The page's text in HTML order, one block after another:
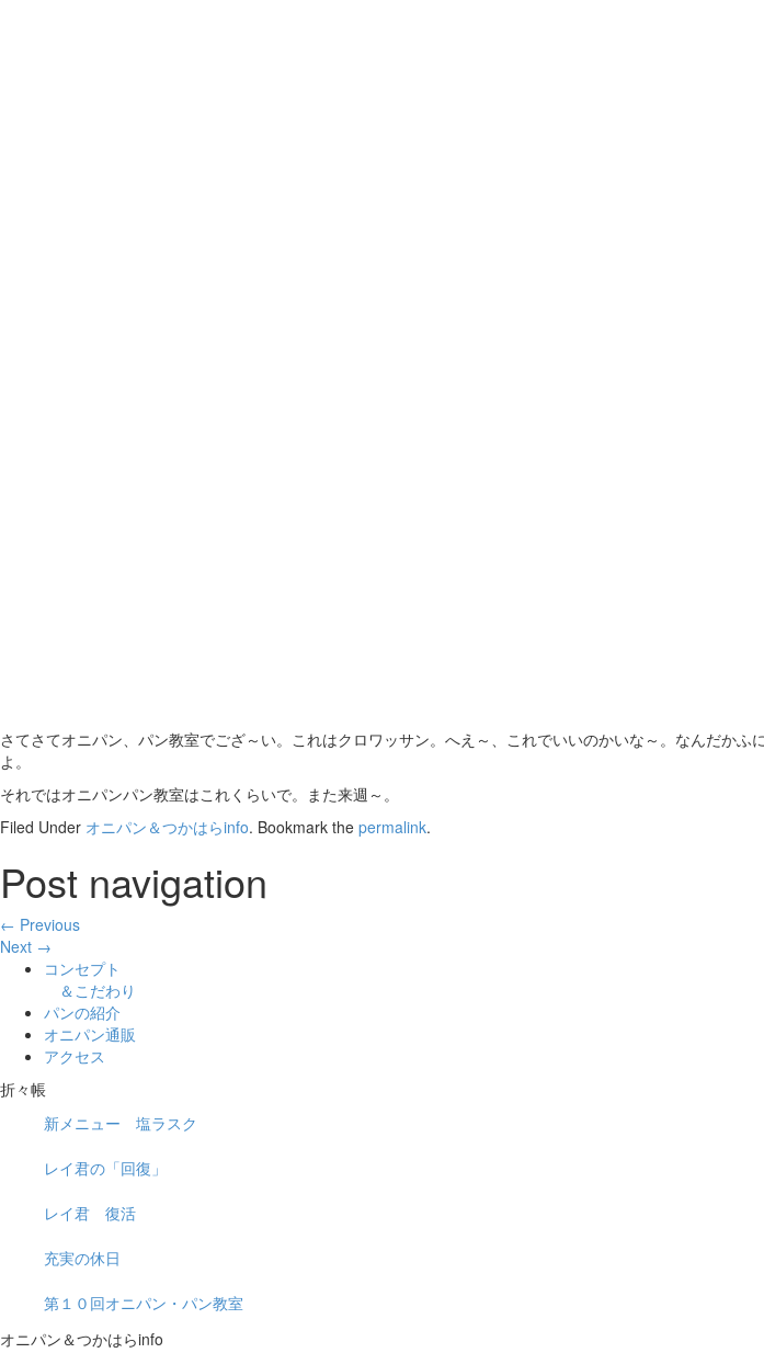
さてさてオニパン、パン教室でござ～い。これはクロワッサン。へえ～、これでいいのかいな～。なんだか
よ。
それではオニパンパン教室はこれくらいで。また来週～。
Filed Under オニパン＆つかはらinfo. Bookmark the permalink.
Post navigation
← Previous
Next →
コンセプト
＆こだわり
パンの紹介
オニパン通販
アクセス
折々帳
新メニュー 塩ラスク
レイ君の「回復」
レイ君 復活
充実の休日
第１０回オニパン・パン教室
オニパン＆つかはらinfo